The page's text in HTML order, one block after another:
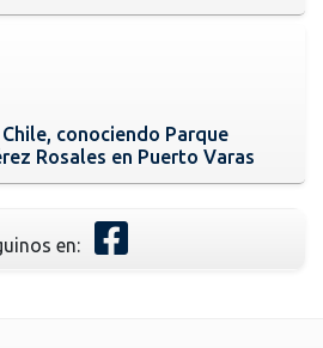
conociendo Parque
Rosales en Puerto Varas
en: